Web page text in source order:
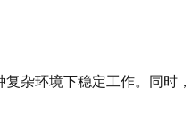
杂环境下稳定工作。同时，